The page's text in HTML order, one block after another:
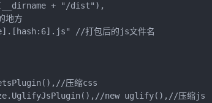
+ "/dist"),
地方
//打包后的js文件名
压缩css
new uglify(),//压缩js